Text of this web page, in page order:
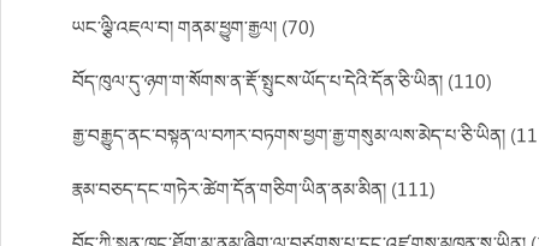
ཡང་ལྕི་འཇལ་བ། གནམ་ཕྱུག་རྒྱལ། (70)
བོད་ཁུལ་དུ་ཉག་ག་སོགས་ན་རྡོ་སྤུངས་ཡོད་པ་དེའི་དོན་ཅི་ཡིན། (110)
རྒྱ་བརྒྱུད་ནང་བསྟན་ལ་བཀར་བཏགས་ཕྱག་རྒྱ་གསུམ་ལས་མེད་པ་ཅི་ཡིན།
རྣམ་བཅད་དང་གཏེར་ཚེག་དོན་གཅིག་ཡིན་ནམ་མིན། (111)